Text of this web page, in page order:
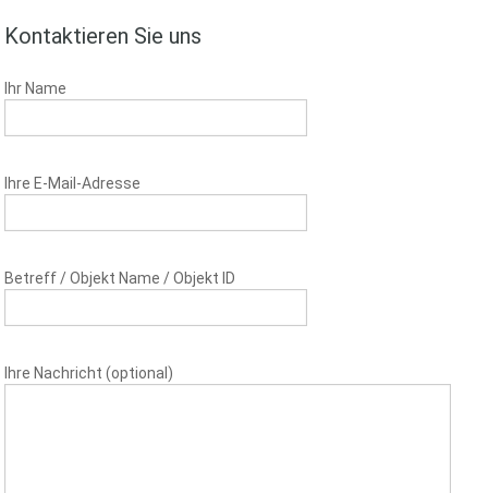
Kontaktieren Sie uns
Ihr Name
Ihre E-Mail-Adresse
Betreff / Objekt Name / Objekt ID
Ihre Nachricht (optional)